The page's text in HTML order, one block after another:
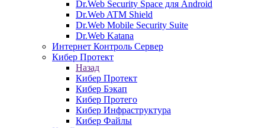
Dr.Web Security Space для Android
Dr.Web ATM Shield
Dr.Web Mobile Security Suite
Dr.Web Katana
Интернет Контроль Сервер
Кибер Протект
Назад
Кибер Протект
Кибер Бэкап
Кибер Протего
Кибер Инфраструктура
Кибер Файлы